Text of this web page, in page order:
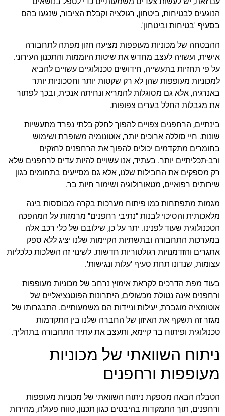
הנוגעים לבטיחות, ביטחון, רגולציה וקבלת הציבור, שנגעו בהם
בסעיף 'בטיחות וביטחון'.
ההבטחה של מכוניות מעופפות מציעה חזון מפתה לתחבורה
אישית, ועשויה לעצב מחדש את שיטות היוממות והתכנון העירוני.
על פי תחזיות בתעשייה, חידושים טכנולוגיים עשויים להביא
למכוניות מעופפות שהן לא רק שקטות יותר וחסכוניות יותר
באנרגיה, אלא גם מסוגלות להמריא ונחיתה אנכית, ובכך לפתור
את מגבלות החלל בערים צפופות.
בינתיים, הרחפנים צפויים להפוך לחלק בלתי נפרד מתעשיות
שונות. חיי סוללה ארוכים יותר, אוטונומיה משופרת ושימוש
בחומרים מתקדמים יכולים להפוך את הרחפנים לחזקים
ורב-תכליתיים יותר. בעתיד, אנו עשויים להיות עדים לרחפנים שלא
רק מספקים את החבילות שלנו, אלא גם מסייעים בתחומים כגון
שירותים רפואיים, מטאורולוגיה ושימור חיות בר.
מגמות מתפתחות כמו פיתוח מערכות בקרה מבוססות בינה
מלאכותית והסיכוי לבנות "נתיבי רחפנים" מרמזות על המהפכה
הטכנולוגית שעוד לפנינו. יתר על כן, שילובם של כלי רכב אלה
במערכות התחבורה ובתשתיות הקיימות שלנו יציג ללא ספק
אתגרים והזדמנויות רגולטוריות חדשות. לשינוי זה השלכות כלכליות
עצומות, שנדונו תחת סעיף 'עלות ונגישות'.
בעוד מפת הדרכים לקראת אימוץ נרחב של מכוניות מעופפות
ורחפנים אינה נטולת מכשולים, היתרונות הפוטנציאליים של
אוטומציה מוגברת, יעילות וניידות הם משמעותיים. התבגרותו של
מגזר זה תשקף את האיזון של החברה שלנו בין התקדמות
טכנולוגית ופיתוח בר קיימא, ותעצב את עתיד התחבורה בתהליך.
ניתוח השוואתי של מכוניות
מעופפות ורחפנים
הטבלה הבאה מספקת ניתוח השוואתי של מכוניות מעופפות
ורחפנים, תוך התמקדות בהיבטים כגון תכנון, טווח פעולה, מהירות